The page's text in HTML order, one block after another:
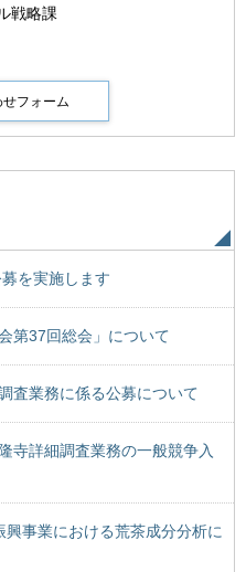
戦略課
を実施します
第37回総会」について
査業務に係る公募について
寺詳細調査業務の一般競争入
事業における荒茶成分分析に